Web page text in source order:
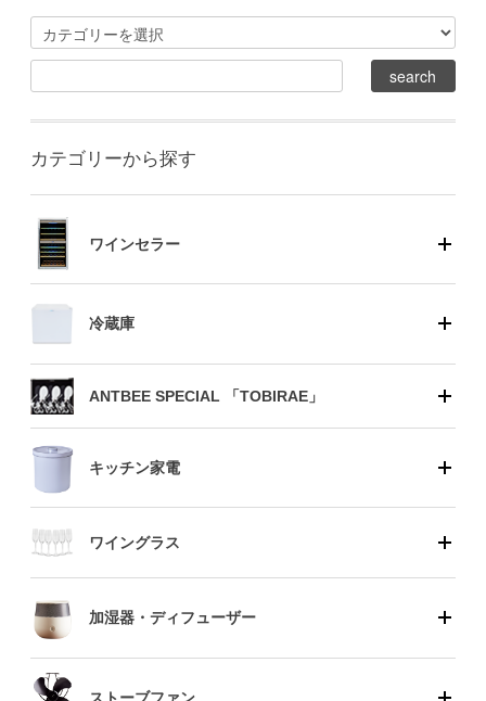
カテゴリーから探す
ワインセラー
冷蔵庫
ANTBEE SPECIAL 「TOBIRAE」
キッチン家電
ワイングラス
加湿器・ディフューザー
ストーブファン